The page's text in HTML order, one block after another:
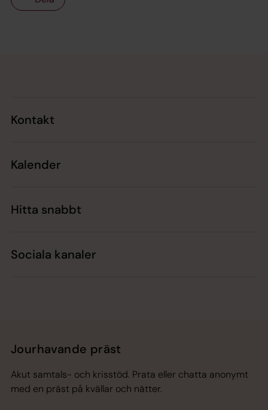
Kontakt
Kalender
Hitta snabbt
Sociala kanaler
Jourhavande präst
Akut samtals- och krisstöd. Prata eller chatta anonymt
med en präst på kvällar och nätter.